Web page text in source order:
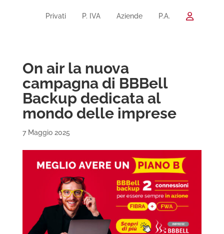
Privati P. IVA Aziende P.A.
On air la nuova
campagna di BBBell
Backup dedicata al
mondo delle imprese
7 Maggio 2025